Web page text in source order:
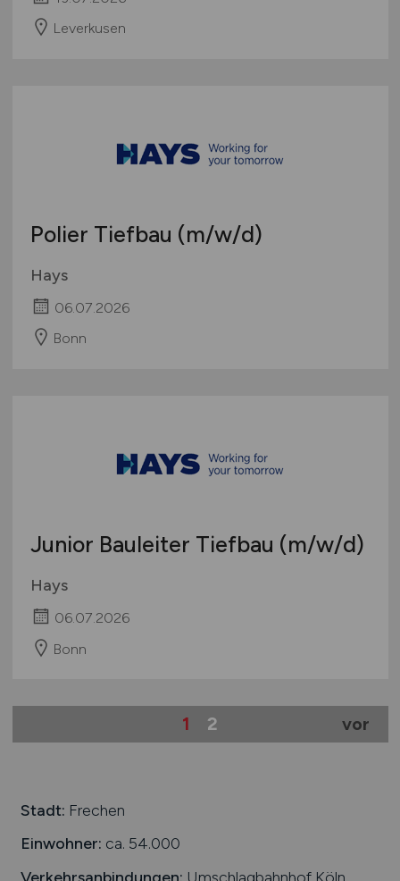
Leverkusen
Polier Tiefbau (m/w/d)
Hays
06.07.2026
Bonn
Junior Bauleiter Tiefbau (m/w/d)
Hays
06.07.2026
Bonn
1 2 vor
Stadt: Frechen
Einwohner: ca. 54.000
Verkehrsanbindungen: Umschlagbahnhof Köln